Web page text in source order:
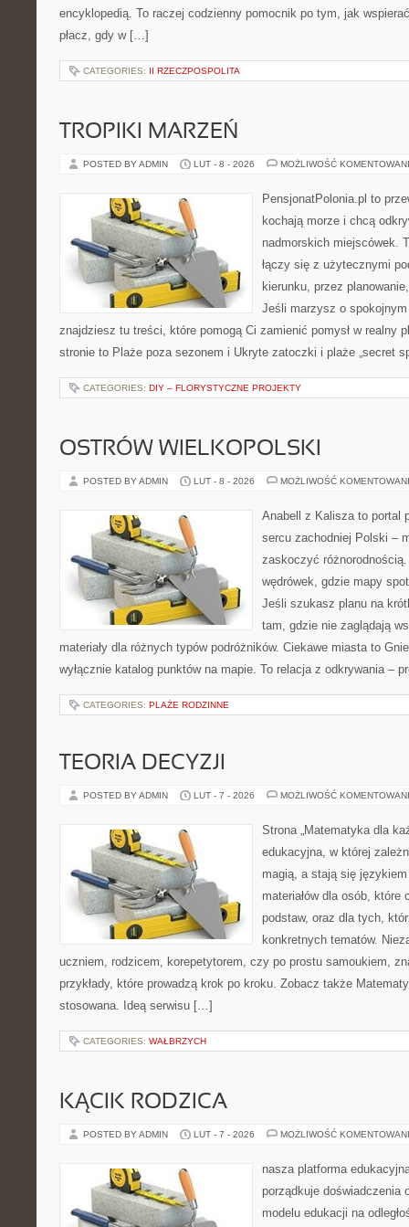
encyklopedią. To raczej codzienny pomocnik po tym, jak
płacz, gdy w […]
CATEGORIES: II RZECZPOSPOLITA
TROPIKI MARZEŃ
POSTED BY ADMIN LUT - 8 - 2026 MOŻLIWOŚĆ
PensjonatPolonia.pl to
kochają morze i chcą
nadmorskich miejscówek.
łączy się z użytecznymi
kierunku, przez
Jeśli marzysz o
znajdziesz tu treści, które pomogą Ci zamienić pomysł w realny
stronie to Plaże poza sezonem i Ukryte zatoczki i plaże „secret
CATEGORIES: DIY – FLORYSTYCZNE PROJEKTY
OSTRÓW WIELKOPOLSKI
POSTED BY ADMIN LUT - 8 - 2026 MOŻLIWOŚĆ
Anabell z Kalisza to portal
sercu zachodniej Polski –
zaskoczyć
wędrówek, gdzie mapy
Jeśli szukasz planu na
tam, gdzie nie zaglądają
materiały dla różnych typów podróżników. Ciekawe miasta to
wyłącznie katalog punktów na mapie. To relacja z odkrywania –
CATEGORIES: PLAŻE RODZINNE
TEORIA DECYZJI
POSTED BY ADMIN LUT - 7 - 2026 MOŻLIWOŚĆ
Strona „Matematyka dla
edukacyjna, w której
magią, a stają się
materiałów dla osób,
podstaw, oraz dla tych,
konkretnych tematów.
uczniem, rodzicem, korepetytorem, czy po prostu samoukiem,
przykłady, które prowadzą krok po kroku. Zobacz także
stosowana. Ideą serwisu […]
CATEGORIES: WAŁBRZYCH
KĄCIK RODZICA
POSTED BY ADMIN LUT - 7 - 2026 MOŻLIWOŚĆ
nasza platforma
porządkuje doświadczenia
modelu edukacji na